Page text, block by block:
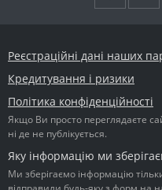
Реєстраційні дані наших
Кредитування і ризики
Політика конфіденційності
Якщо Ви просто переглядаєте
ні де не публікується.
Яку інформацію ми
Ми зберігаємо інформацію